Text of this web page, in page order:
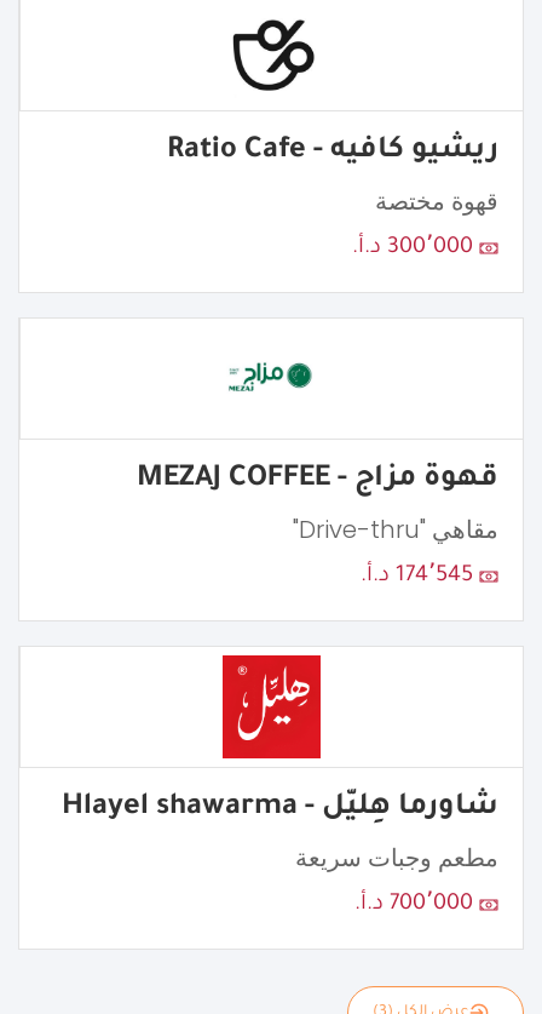
ريشيو كافيه - Ratio Cafe
قهوة مختصة
300٬000 د.أ.
قهوة مزاج - MEZAJ COFFEE
مقاهي "Drive-thru"
174٬545 د.أ.
شاورما هِليّل - Hlayel shawarma
مطعم وجبات سريعة
700٬000 د.أ.